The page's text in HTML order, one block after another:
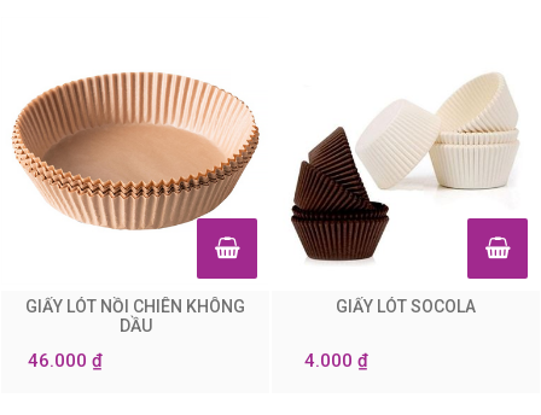
GIẤY LÓT NỒI CHIÊN KHÔNG
DẦU
46.000 ₫
GIẤY LÓT SOCOLA
4.000 ₫